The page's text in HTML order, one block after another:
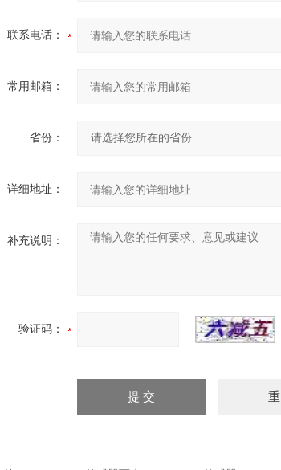
联系电话：
常用邮箱：
省份：
详细地址：
补充说明：
验证码：